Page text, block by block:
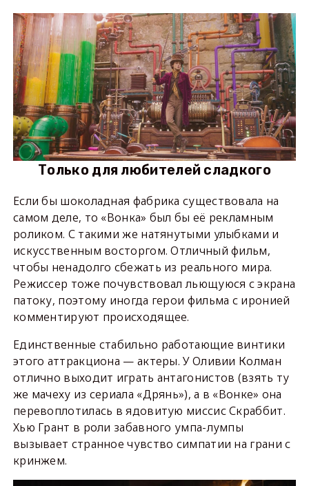
Только для любителей сладкого
Если бы шоколадная фабрика существовала на
самом деле, то «Вонка» был бы её рекламным
роликом. С такими же натянутыми улыбками и
искусственным восторгом. Отличный фильм,
чтобы ненадолго сбежать из реального мира.
Режиссер тоже почувствовал льющуюся с экрана
патоку, поэтому иногда герои фильма с иронией
комментируют происходящее.
Единственные стабильно работающие винтики
этого аттракциона — актеры. У Оливии Колман
отлично выходит играть антагонистов (взять ту
же мачеху из сериала «Дрянь»), а в «Вонке» она
перевоплотилась в ядовитую миссис Скраббит.
Хью Грант в роли забавного умпа-лумпы
вызывает странное чувство симпатии на грани с
кринжем.